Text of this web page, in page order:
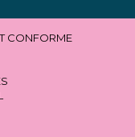
CONFORME